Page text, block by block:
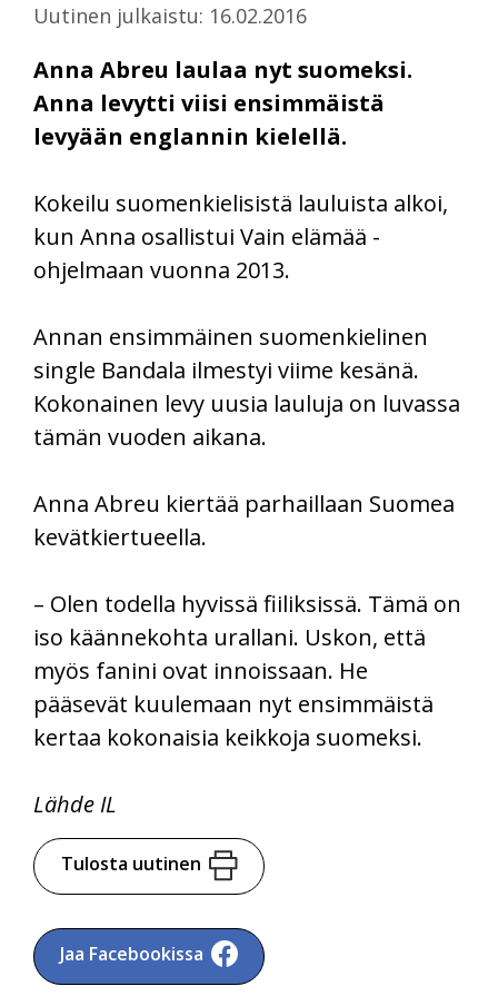
Uutinen julkaistu: 16.02.2016
Anna Abreu laulaa nyt suomeksi.
Anna levytti viisi ensimmäistä
levyään englannin kielellä.
Kokeilu suomenkielisistä lauluista alkoi,
kun Anna osallistui Vain elämää -
ohjelmaan vuonna 2013.
Annan ensimmäinen suomenkielinen
single Bandala ilmestyi viime kesänä.
Kokonainen levy uusia lauluja on luvassa
tämän vuoden aikana.
Anna Abreu kiertää parhaillaan Suomea
kevätkiertueella.
– Olen todella hyvissä fiiliksissä. Tämä on
iso käännekohta urallani. Uskon, että
myös fanini ovat innoissaan. He
pääsevät kuulemaan nyt ensimmäistä
kertaa kokonaisia keikkoja suomeksi.
Lähde IL
Tulosta uutinen
Jaa Facebookissa